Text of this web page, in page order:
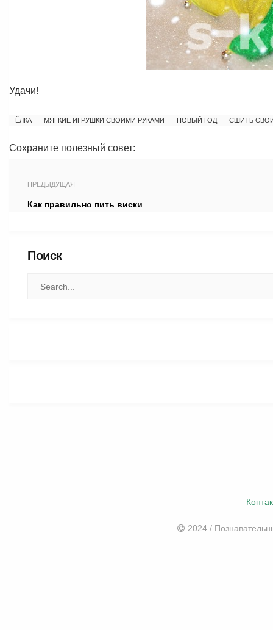
Удачи!
ЁЛКА МЯГКИЕ ИГРУШКИ СВОИМИ РУКАМИ НОВЫЙ ГОД СШИТЬ
Сохраните полезный совет:
ПРЕДЫДУЩАЯ
Как правильно пить виски
Поиск
2024 /